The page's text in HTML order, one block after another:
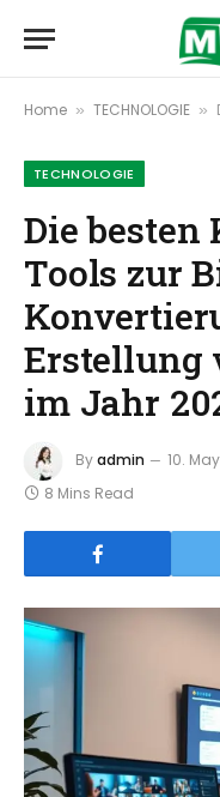
Home » TECHNOLOGIE »
TECHNOLOGIE
Die besten
Tools zur
Erstellung
im Jahr
Byadmin 10.
8 Mins Read